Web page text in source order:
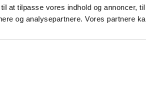
at tilpasse vores indhold og annoncer,
og analysepartnere. Vores partnere